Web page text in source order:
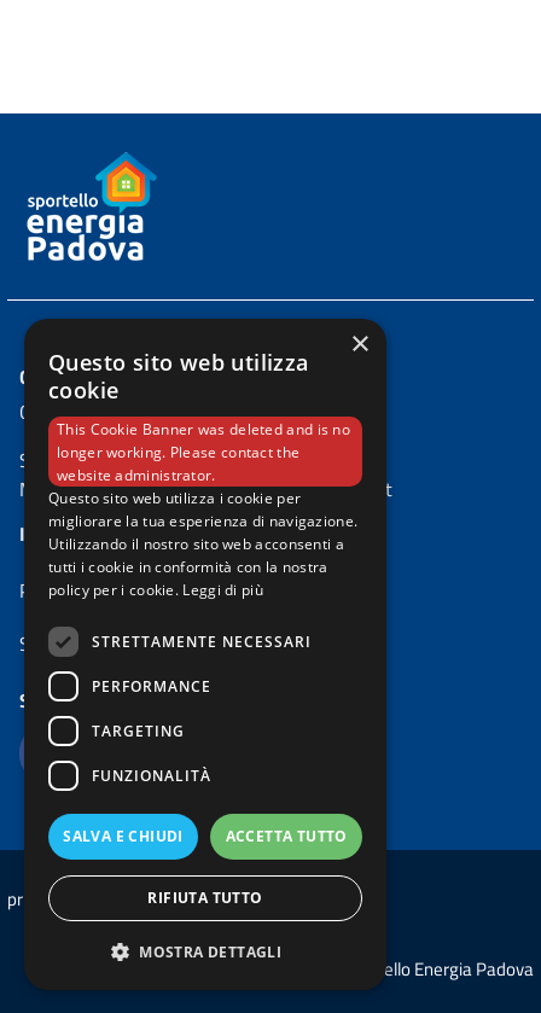
CONTATTI
Comune di Padova
Settore Ambiente e Territorio
Mail:risparmio.energetico@comune.padova.it
IL PROGETTO
PadovaFIT Expanded
Sportello Energia Padova
SEGUICI SU
privacy
© 2026 Sportello Energia Padova
×
Questo sito web utilizza
cookie
This Cookie Banner was deleted and is no
longer working. Please contact the
website administrator.
Questo sito web utilizza i cookie per
migliorare la tua esperienza di navigazione.
Utilizzando il nostro sito web acconsenti a
tutti i cookie in conformità con la nostra
policy per i cookie. Leggi di più
STRETTAMENTE NECESSARI
PERFORMANCE
TARGETING
FUNZIONALITÀ
SALVA E CHIUDI ACCETTA TUTTO
RIFIUTA TUTTO
MOSTRA DETTAGLI